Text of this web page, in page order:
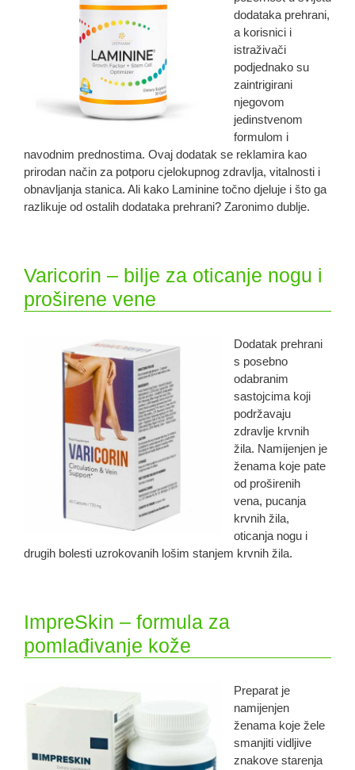
dodataka prehrani,
a korisnici i
istraživači
podjednako su
zaintrigirani
njegovom
jedinstvenom
formulom i
navodnim prednostima. Ovaj dodatak se reklamira kao
prirodan način za potporu cjelokupnog zdravlja, vitalnosti i
obnavljanja stanica. Ali kako Laminine točno djeluje i što ga
razlikuje od ostalih dodataka prehrani? Zaronimo dublje.
Varicorin – bilje za oticanje nogu i
proširene vene
Dodatak prehrani
s posebno
odabranim
sastojcima koji
podržavaju
zdravlje krvnih
žila. Namijenjen je
ženama koje pate
od proširenih
vena, pucanja
krvnih žila,
oticanja nogu i
drugih bolesti uzrokovanih lošim stanjem krvnih žila.
ImpreSkin – formula za
pomlađivanje kože
Preparat je
namijenjen
ženama koje žele
smanjiti vidljive
znakove starenja